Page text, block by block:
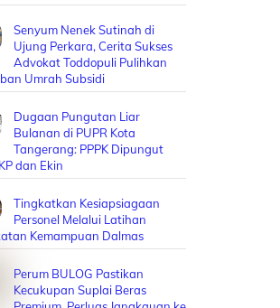
Senyum Nenek Sutinah di
Ujung Perkara, Cerita Sukses
Advokat Toddopuli Pulihkan
Umrah Subsidi
Dugaan Pungutan Liar
Bulanan di PUPR Kota
Tangerang: PPPK Dipungut
dan Ekin
Tingkatkan Kesiapsiagaan
Personel Melalui Latihan
Kemampuan Dalmas
Perum BULOG Pastikan
Kecukupan Suplai Beras